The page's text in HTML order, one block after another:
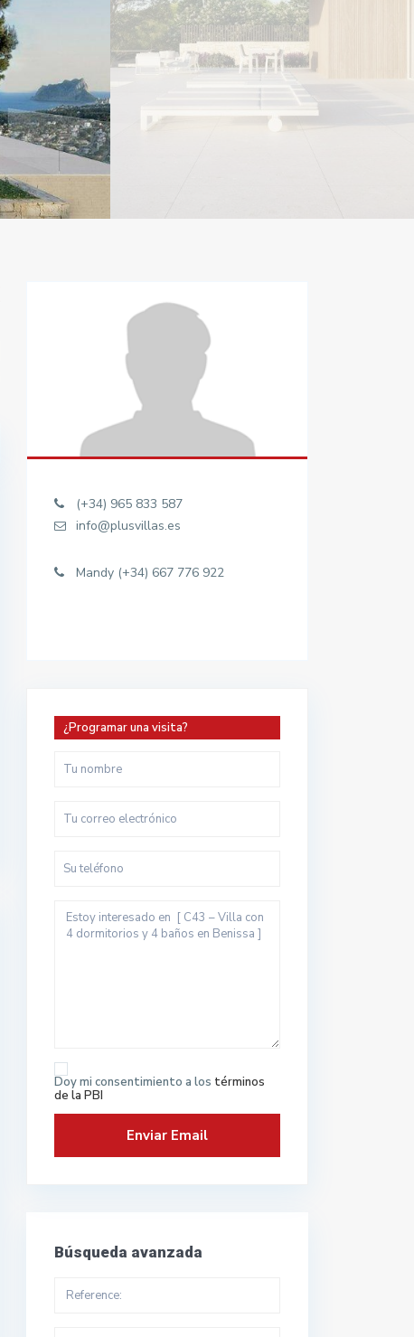
(+34) 965 833 587
info@plusvillas.es
Mandy (+34) 667 776 922
¿Programar una visita?
Doy mi consentimiento a los términos
de la PBI
Búsqueda avanzada